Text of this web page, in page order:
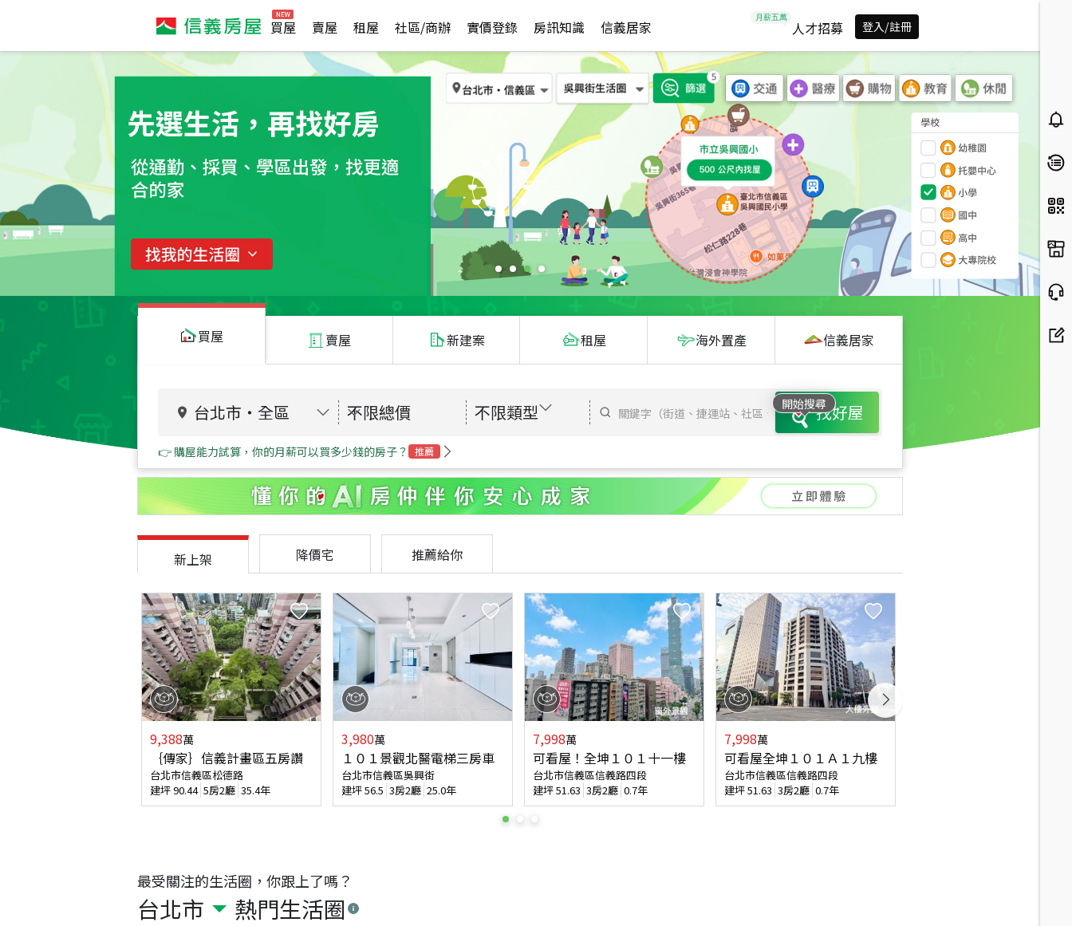
買屋 賣屋 租屋 社區/商辦 實價登錄 房訊知識 信義居家 人才招募 登入/註冊
買屋 賣屋 新建案 租屋 海外置產 信義居家
台北市 ・ 全區 不限總價 不限類型
開始搜尋
找好屋
👉 購屋能力試算，你的月薪可以買多少錢的房子？ 推薦
最受關注的生活圈，你跟上了嗎？
台北市 熱門生活圈
新上架 降價宅 推薦給你
9,388萬
｛傳家｝信義計畫區五房讚
台北市信義區松德路
建坪90.44 5房2廳 35.4年
3,980萬
１０１景觀北醫電梯三房車
台北市信義區吳興街
建坪56.5 3房2廳 25.0年
7,998萬
可看屋！全坤１０１十一樓
台北市信義區信義路四段
建坪51.63 3房2廳 0.7年
7,998萬
可看屋全坤１０１Ａ１九樓
台北市信義區信義路四段
建坪51.63 3房2廳 0.7年